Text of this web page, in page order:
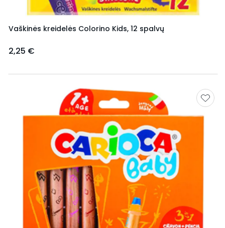
Vaškinės kreidelės Colorino Kids, 12 spalvų
2,25 €